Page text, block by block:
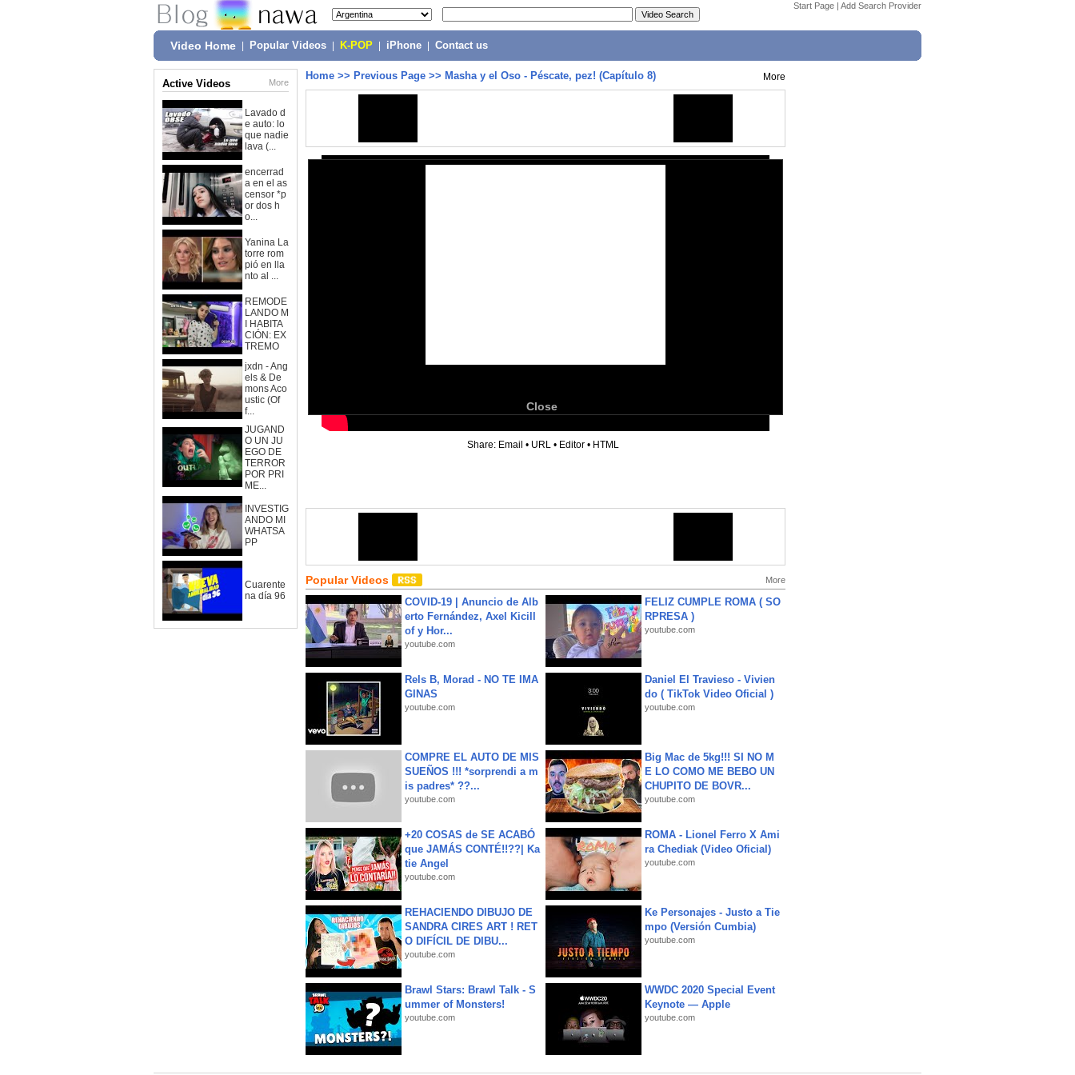
Start Page | Add Search Provider
Video Home Popular Videos K-POP iPhone Contact us
Active Videos More
Lavado d
e auto: lo
que nadie
lava (...
encerrad
a en el as
censor *p
or dos h
o...
Yanina La
torre rom
pió en lla
nto al ...
REMODE
LANDO M
I HABITA
CIÓN: EX
TREMO
jxdn - Ang
els & De
mons Aco
ustic (Of
f...
JUGAND
O UN JU
EGO DE
TERROR
POR PRI
ME...
INVESTIG
ANDO MI
WHATSA
PP
Cuarente
na día 96
Home >> Previous Page >> Masha y el Oso - Péscate, pez! (Capítulo 8) More
Close
Share: Email • URL • Editor • HTML
Popular Videos More
COVID-19 | Anuncio de Alb
erto Fernández, Axel Kicill
of y Hor...
youtube.com
FELIZ CUMPLE ROMA ( SO
RPRESA )
youtube.com
Rels B, Morad - NO TE IMA
GINAS
youtube.com
Daniel El Travieso - Vivien
do ( TikTok Video Oficial )
youtube.com
COMPRE EL AUTO DE MIS
SUEÑOS !!! *sorprendi a m
is padres* ??...
youtube.com
Big Mac de 5kg!!! SI NO M
E LO COMO ME BEBO UN
CHUPITO DE BOVR...
youtube.com
+20 COSAS de SE ACABÓ
que JAMÁS CONTÉ!!??| Ka
tie Angel
youtube.com
ROMA - Lionel Ferro X Ami
ra Chediak (Video Oficial)
youtube.com
REHACIENDO DIBUJO DE
SANDRA CIRES ART ! RET
O DIFÍCIL DE DIBU...
youtube.com
Ke Personajes - Justo a Tie
mpo (Versión Cumbia)
youtube.com
Brawl Stars: Brawl Talk - S
ummer of Monsters!
youtube.com
WWDC 2020 Special Event
Keynote — Apple
youtube.com